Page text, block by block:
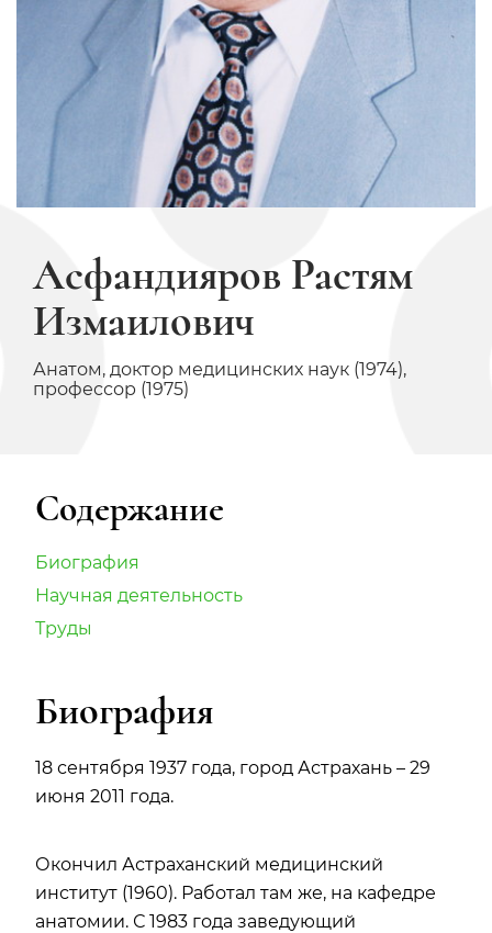
Асфандияров Растям
Измаилович
Анатом, доктор медицинских наук (1974),
профессор (1975)
Содержание
Биография
Научная деятельность
Труды
Биография
18 сентября 1937 года, город Астрахань – 29
июня 2011 года.
Окончил Астраханский медицинский
институт (1960). Работал там же, на кафедре
анатомии. С 1983 года заведующий